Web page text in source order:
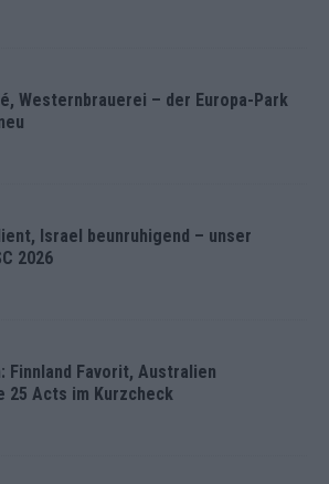
Westernbrauerei – der Europa-Park
Israel beunruhigend – unser
2026
Finnland Favorit, Australien
25 Acts im Kurzcheck